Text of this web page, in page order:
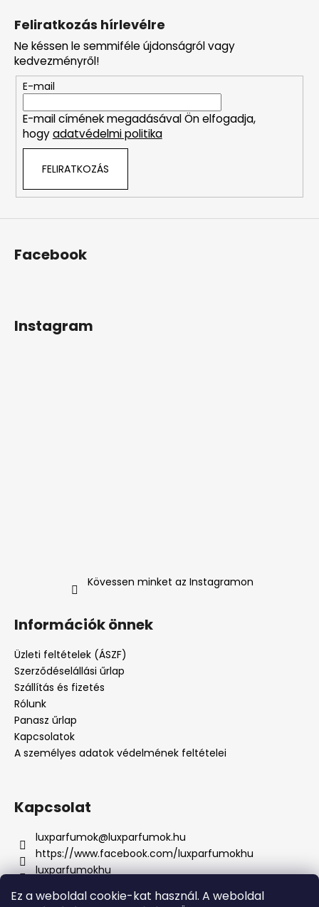
Ez a weboldal cookie-kat használ. A weboldal
Feliratkozás hírlevélre
Ne késsen le semmiféle újdonságról vagy
kedvezményről!
E-mail
E-mail címének megadásával Ön elfogadja,
hogyadatvédelmi politika
FELIRATKOZÁS
Facebook
Instagram
Kövessen minket az Instagramon
Információk önnek
Üzleti feltételek (ÁSZF)
Szerződéselállási űrlap
Szállítás és fizetés
Rólunk
Panasz űrlap
Kapcsolatok
A személyes adatok védelmének feltételei
Kapcsolat
luxparfumok@luxparfumok.hu
https://www.facebook.com/luxparfumokhu
luxparfumokhu